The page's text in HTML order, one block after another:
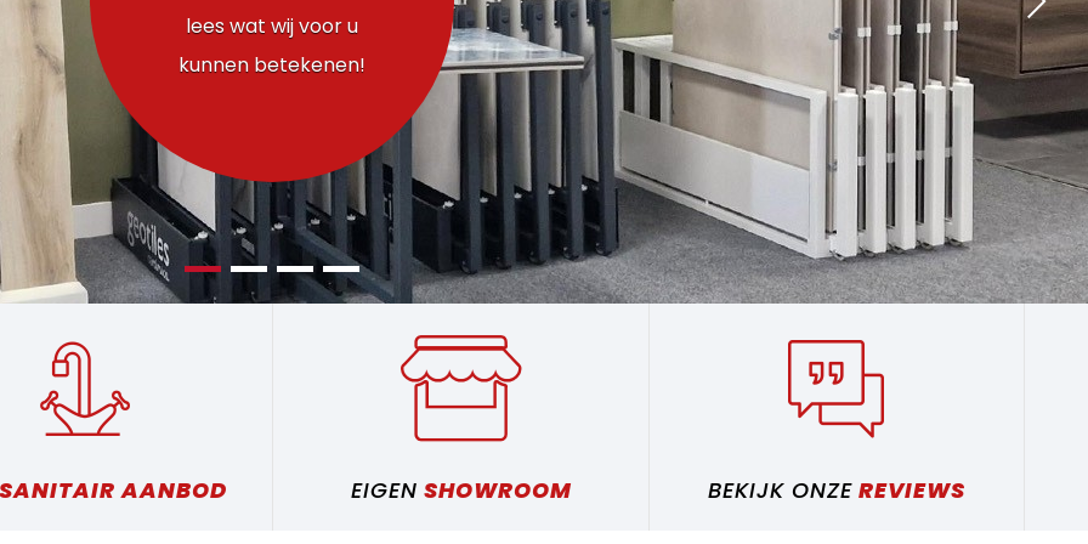
SANITAIR AANBOD EIGEN SHOWROOM BEKIJK ONZE REVIEWS